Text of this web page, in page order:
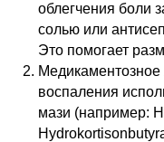
облегчения боли
солью или
Это помогает
воспаления
мази (например: